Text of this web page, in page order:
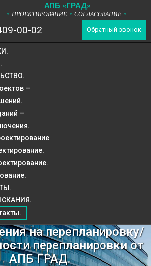
АПБ «ГРАД»
* ПРОЕКТИРОВАНИЕ * СОГЛАСОВАНИЕ *
00-02 Обратный звонок
—
—
на перепланировку/
перепланировки от
АПБ ГРАД.